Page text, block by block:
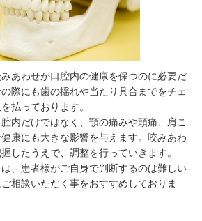
あわせが口腔内の健康を保つのに必要だ
際にも歯の揺れや当たり具合までをチェ
払っております。
内だけではなく、顎の痛みや頭痛、肩こ
康にも大きな影響を与えます。咬みあわ
したうえで、調整を行っていきます。
、患者様がご自身で判断するのは難しい
相談いただく事をおすすめしておりま